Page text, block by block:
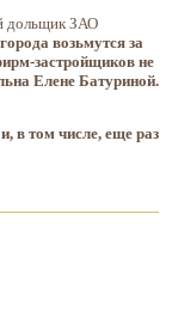
дольщик ЗАО
возьмутся за
застройщиков не
Елене Батуриной.
в том числе, еще раз